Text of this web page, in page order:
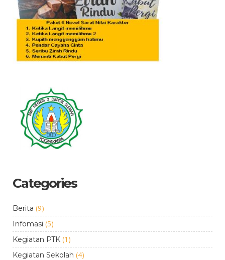
Categories
Berita (9)
Infomasi (5)
Kegiatan PTK (1)
Kegiatan Sekolah (4)